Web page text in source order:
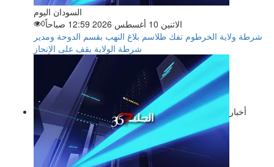
السودان اليوم
الاثنين 10 أغسطس 2026 12:59 صباحاً
0
شرطة ولاية الخرطوم تفك طلاسم بلاغ النهب بقسم الدوحة ومدير
شرطة الولاية يقف على الإنجاز
أخبار